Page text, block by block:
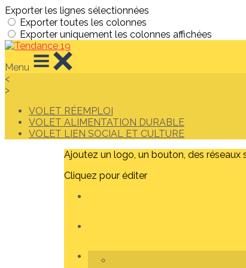
Exporter les lignes sélectionnées
Exporter toutes les colonnes
Exporter uniquement les colonnes affichées
Menu
<
>
VOLET RÉEMPLOI
VOLET ALIMENTATION DURABLE
VOLET LIEN SOCIAL ET CULTURE
Ajoutez un logo, un bouton, des réseaux
Cliquez pour éditer